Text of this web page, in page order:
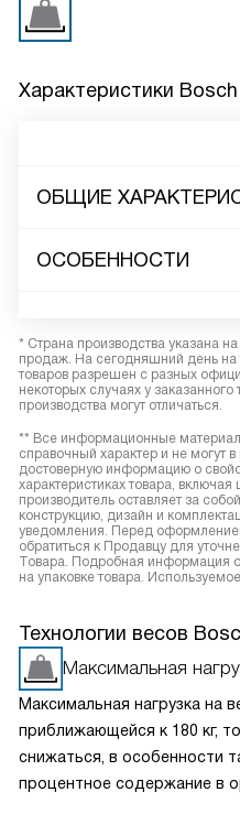
Характеристики
ОБЩИЕ
ОСОБЕННОСТИ
* Страна производства указана
продаж. На сегодняшний день на
товаров разрешен с разных
некоторых случаях у
производства могут отличаться.
** Все информационные
справочный характер и не могут
достоверную информацию о
характеристиках товара,
производитель оставляет за
конструкцию, дизайн и
уведомления. Перед
обратиться к Продавцу для
Товара. Подробная информация о
на упаковке товара.
Технологии весов
Максимальная
Максимальная нагрузка на
приближающейся к 180 кг,
снижаться, в особенности
процентное содержание в